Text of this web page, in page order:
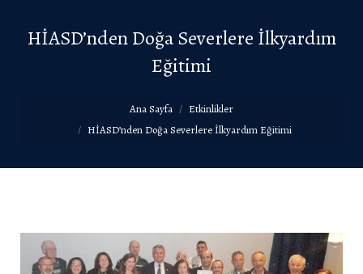
HİASD’nden Doğa Severlere İlkyardım
Eğitimi
Ana Sayfa
Etkinlikler
HİASD’nden Doğa Severlere İlkyardım Eğitimi